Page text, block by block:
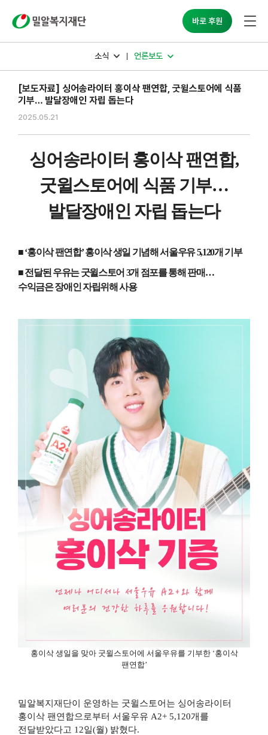
바로 후원
소식 언론보도
[보도자료] 싱어송라이터 홍이삭 팬연합, 굿윌스토어에 식품
기부… 발달장애인 자립 돕는다
2025.05.21
싱어송라이터 홍이삭 팬연합,
굿윌스토어에 식품 기부…
발달장애인 자립 돕는다
■‘홍이삭 팬연합’홍이삭 생일 기념해 서울우유5,120개 기부
■ 전달된 우유는 굿윌스토어 3개 점포를 통해 판매…
수익금은 장애인 자립위해 사용
홍이삭 생일을 맞아 굿윌스토어에 서울우유를 기부한 ‘홍이삭
팬연합’
밀알복지재단이 운영하는 굿윌스토어는 싱어송라이터
홍이삭 팬연합으로부터 서울우유 A2+ 5,120개를
전달받았다고 12일(월) 밝혔다.